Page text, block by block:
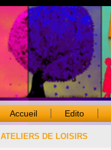
Accueil Edito
ATELIERS DE LOISIRS